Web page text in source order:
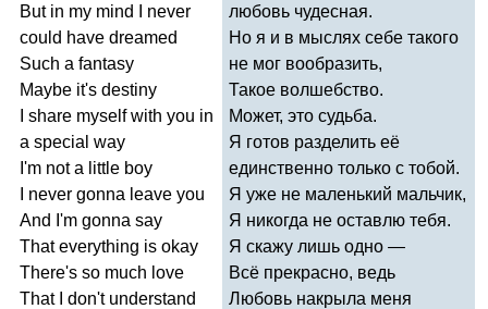
But in my mind
never
could have dreamed
Such a fantasy
Maybe it's destiny
share myself with you in
a special way
I'm not a little boy
never gonna leave you
And I'm gonna say
That everything is okay
There's so much love
That
don't understand
любовь чудесная.
Но я и в мыслях себе такого
не мог вообразить,
Такое волшебство.
Может, это судьба.
Я готов разделить её
единственно только с тобой.
Я уже не маленький мальчик,
Я никогда не оставлю тебя.
Я скажу лишь одно —
Всё прекрасно, ведь
Любовь накрыла меня